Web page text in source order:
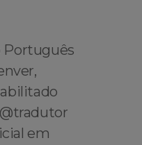
Português
em